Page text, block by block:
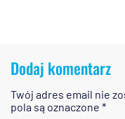
Dodaj komentarz
Twój adres email nie
pola są oznaczone *